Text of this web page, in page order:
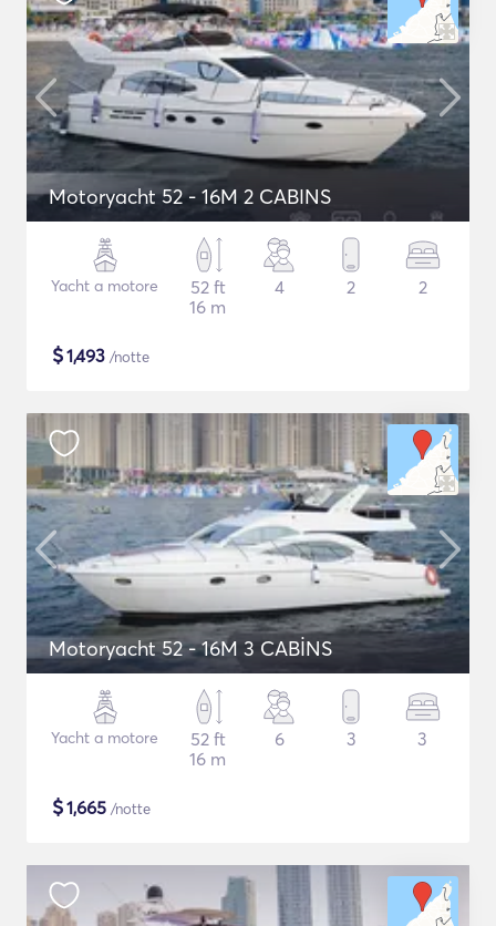
Motoryacht 52 - 16M 2 CABINS
Yacht a motore
52 ft
16 m
4 2 2
$1,493 /notte
Motoryacht 52 - 16M 3 CABİNS
Yacht a motore
52 ft
16 m
6 3 3
$1,665 /notte